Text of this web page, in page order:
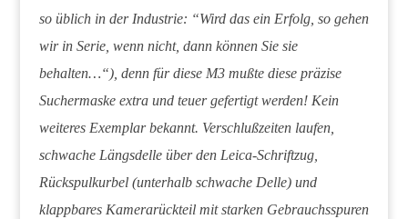
so üblich in der Industrie: “Wird das ein Erfolg, so gehen
wir in Serie, wenn nicht, dann können Sie sie
behalten…“), denn für diese M3 mußte diese präzise
Suchermaske extra und teuer gefertigt werden! Kein
weiteres Exemplar bekannt. Verschlußzeiten laufen,
schwache Längsdelle über den Leica-Schriftzug,
Rückspulkurbel (unterhalb schwache Delle) und
klappbares Kamerarückteil mit starken Gebrauchsspuren